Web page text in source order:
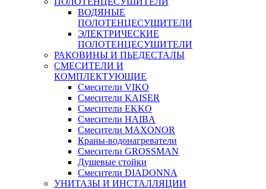
ВОДЯНЫЕ
ПОЛОТЕНЦЕСУШИТЕЛИ
ЭЛЕКТРИЧЕСКИЕ
ПОЛОТЕНЦЕСУШИТЕЛИ
РАКОВИНЫ И ПЬЕДЕСТАЛЫ
СМЕСИТЕЛИ И
КОМПЛЕКТУЮЩИЕ
Смесители VIKO
Смесители KAISER
Смесители EKKO
Смесители HAIBA
Смесители MAXONOR
Краны-водонагреватели
Смесители GROSSMAN
Душевые стойки
Смесители DIADONNA
УНИТАЗЫ И ИНСТАЛЛЯЦИИ